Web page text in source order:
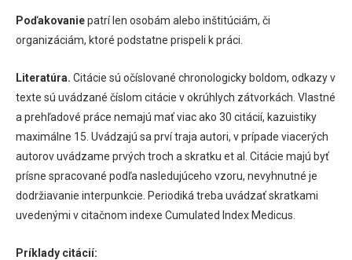
Poďakovaniepatrí len osobám alebo inštitúciám, či
organizáciám, ktoré podstatne prispeli k práci.
Literatúra. Citácie sú očíslované chronologicky boldom, odkazy v
texte sú uvádzané číslom citácie v okrúhlych zátvorkách. Vlastné
a prehľadové práce nemajú mať viac ako 30 citácií, kazuistiky
maximálne 15. Uvádzajú sa prví traja autori, v prípade viacerých
autorov uvádzame prvých troch a skratku et al. Citácie majú byť
prísne spracované podľa nasledujúceho vzoru, nevyhnutné je
dodržiavanie interpunkcie. Periodiká treba uvádzať skratkami
uvedenými v citačnom indexe Cumulated Index Medicus.
Príklady citácií: